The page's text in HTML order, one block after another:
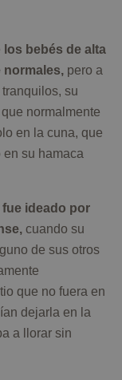
los bebés de alta
normales, pero a
su
normalmente
en la cuna, que
su hamaca
fue ideado por
cuando su
de sus otros
que no fuera en
dejarla en la
a llorar sin